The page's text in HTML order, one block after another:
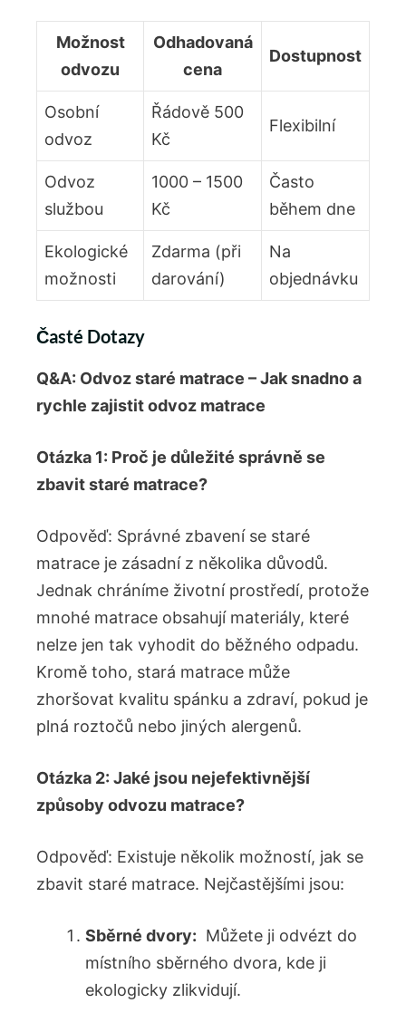
Možnost
odvozu
Odhadovaná
cena
Dostupnost
Osobní
odvoz
Řádově 500⁤
Kč
Flexibilní
Odvoz
službou
1000 – 1500
Kč
Často
během ​dne
Ekologické
možnosti
Zdarma ⁢(při
darování)
Na
‌objednávku
Časté Dotazy
Q&A: Odvoz staré matrace‌ – Jak snadno⁢ a
rychle zajistit ⁢odvoz matrace
Otázka 1: Proč je důležité správně​ se
zbavit staré matrace?
Odpověď: ⁢Správné ‍zbavení se staré⁣
matrace je zásadní z několika důvodů.
Jednak⁣ chráníme životní prostředí, protože
mnohé matrace obsahují materiály, které
nelze jen‍ tak ⁢vyhodit do ⁤běžného odpadu.
Kromě toho, stará matrace může
zhoršovat kvalitu ⁢spánku a zdraví, pokud je
plná roztočů nebo jiných alergenů.
Otázka 2: Jaké jsou nejefektivnější⁣
způsoby odvozu matrace?
Odpověď: Existuje⁢ několik možností, jak se
zbavit ⁣staré matrace. Nejčastějšími jsou:
Sběrné dvory: ⁣ Můžete ji odvézt do
místního‍ sběrného dvora, kde ji⁣
ekologicky zlikvidují.